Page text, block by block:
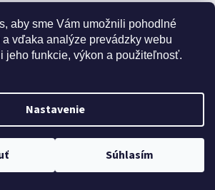
aby sme Vám umožnili pohodlné
vďaka analýze prevádzky webu
jeho funkcie, výkon a použiteľnosť.
Nastavenie
Súhlasím
nákupe nad 40 eur